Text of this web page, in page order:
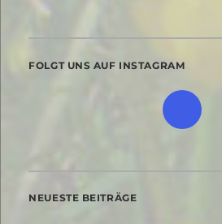
FOLGT UNS AUF INSTAGRAM
NEUESTE BEITRÄGE